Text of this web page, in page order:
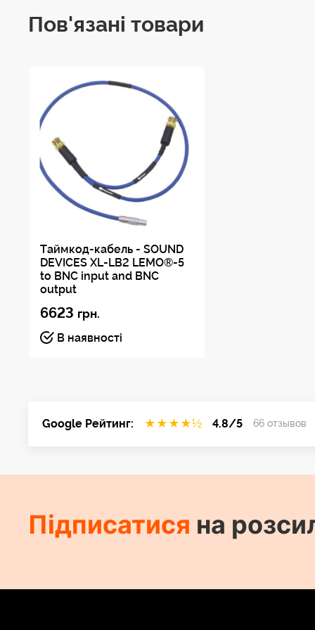
Пов'язані товари
Таймкод-кабель - SOUND
DEVICES XL-LB2 LEMO®-5
to BNC input and BNC
output
6623 грн.
В наявності
Google Рейтинг: ★ ★ ★ ★½ 4.8/5 66 отзывов
Підписатися на